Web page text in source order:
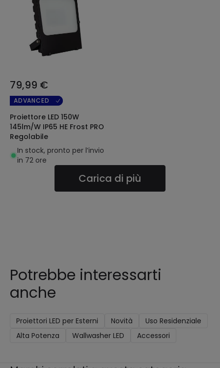
79,99 €
ADVANCED
Proiettore LED 150W
145lm/W IP65 HE Frost PRO
Regolabile
In stock, pronto per l’invio
in 72 ore
Carica di più
Potrebbe interessarti
anche
Proiettori LED per Esterni Novità
Uso Residenziale
Alta Potenza
Wallwasher LED Accessori